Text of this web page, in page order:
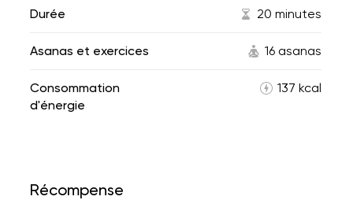
Durée 20 minutes
Asanas et exercices 16 asanas
Consommation
d'énergie
137 kcal
Récompense